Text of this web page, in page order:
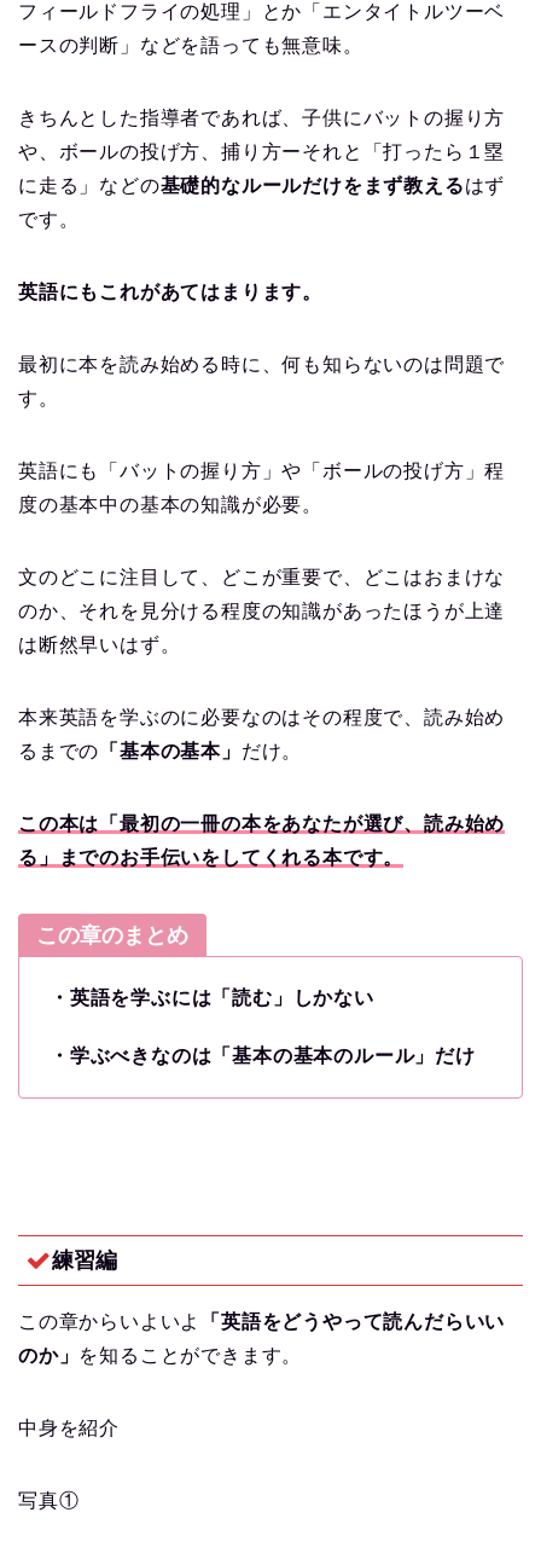
フィールドフライの処理」とか「エンタイトルツーベ
ースの判断」などを語っても無意味。
きちんとした指導者であれば、子供にバットの握り方
や、ボールの投げ方、捕り方ーそれと「打ったら１塁
に走る」などの基礎的なルールだけをまず教えるはず
です。
英語にもこれがあてはまります。
最初に本を読み始める時に、何も知らないのは問題で
す。
英語にも「バットの握り方」や「ボールの投げ方」程
度の基本中の基本の知識が必要。
文のどこに注目して、どこが重要で、どこはおまけな
のか、それを見分ける程度の知識があったほうが上達
は断然早いはず。
本来英語を学ぶのに必要なのはその程度で、読み始め
るまでの 「基本の基本」 だけ。
この本は「最初の一冊の本をあなたが選び、読み始め
る」までのお手伝いをしてくれる本です。
この章のまとめ
・英語を学ぶには「読む」しかない
・学ぶべきなのは「基本の基本のルール」だけ
練習編
この章からいよいよ
「英語をどうやって読んだらいい
のか」 を知ることができます。
中身を紹介
写真①